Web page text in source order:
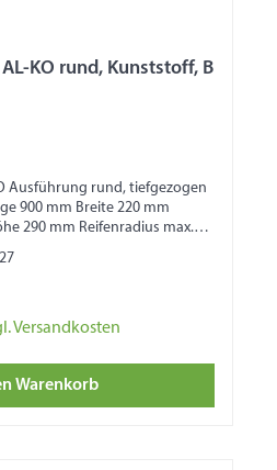
KO rund, Kunststoff, B
Ausführung rund, tiefgezogen
900 mm Breite 220 mm
290 mm Reifenradius max.
Versandkosten
Warenkorb